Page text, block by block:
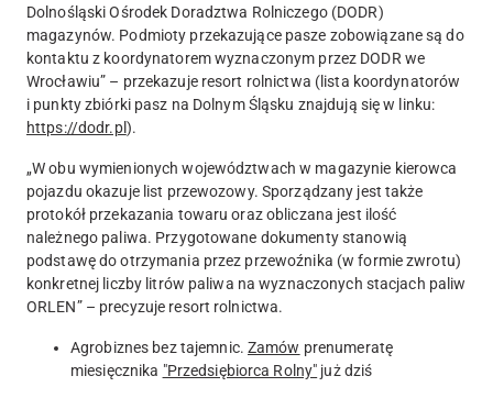
Dolnośląski Ośrodek Doradztwa Rolniczego (DODR)
magazynów. Podmioty przekazujące pasze zobowiązane są do
kontaktu z koordynatorem wyznaczonym przez DODR we
Wrocławiu” – przekazuje resort rolnictwa (lista koordynatorów
i punkty zbiórki pasz na Dolnym Śląsku znajdują się w linku:
https://dodr.pl).
„W obu wymienionych województwach w magazynie kierowca
pojazdu okazuje list przewozowy. Sporządzany jest także
protokół przekazania towaru oraz obliczana jest ilość
należnego paliwa. Przygotowane dokumenty stanowią
podstawę do otrzymania przez przewoźnika (w formie zwrotu)
konkretnej liczby litrów paliwa na wyznaczonych stacjach paliw
ORLEN” – precyzuje resort rolnictwa.
Agrobiznes bez tajemnic. Zamów prenumeratę
miesięcznika "Przedsiębiorca Rolny" już dziś